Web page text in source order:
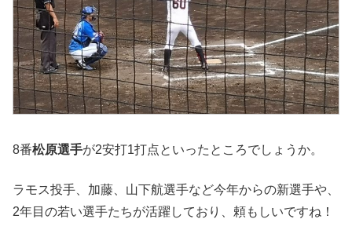
8番松原選手が2安打1打点といったところでしょうか。
ラモス投手、加藤、山下航選手など今年からの新選手や、
2年目の若い選手たちが活躍しており、頼もしいですね！